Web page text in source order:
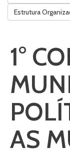
Estrutura
1°
AS